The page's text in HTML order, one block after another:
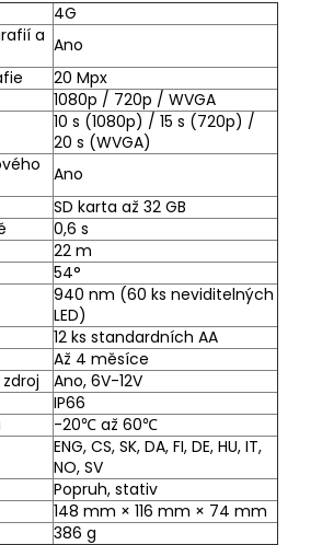
4G
a Ano
20 Mpx
1080p / 720p / WVGA
10 s (1080p) / 15 s (720p) /
20 s (WVGA)
Ano
SD karta až 32 GB
0,6 s
22 m
54°
940 nm (60 ks neviditelných
LED)
12 ks standardních AA
Až 4 měsíce
Ano, 6V-12V
IP66
-20℃ až 60℃
ENG, CS, SK, DA, FI, DE, HU, IT,
NO, SV
Popruh, stativ
148 mm × 116 mm × 74 mm
386 g